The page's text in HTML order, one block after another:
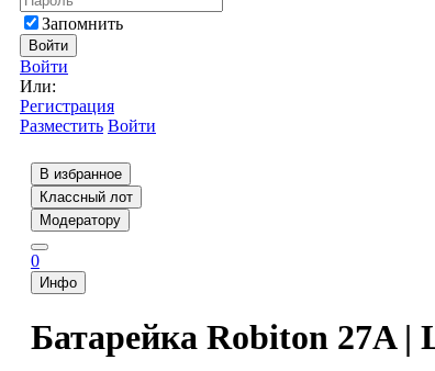
Запомнить
Войти
Войти
Или:
Регистрация
Разместить Войти
В избранное
Классный лот
Модератору
0
Инфо
Батарейка Robiton 27A